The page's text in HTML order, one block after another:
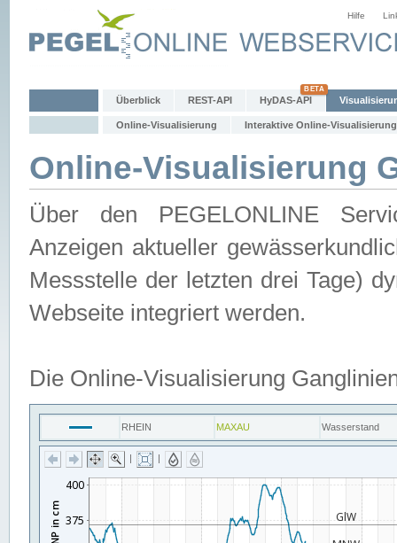
Hilfe
Überblick REST-API HyDAS-API
Online-Visualisierung Interaktive Online-Visualisierung
Online-Visualisierung
Über den PEGELONLINE
Anzeigen aktueller
Messstelle der letzten drei Tage)
Webseite integriert werden.
Die Online-Visualisierung